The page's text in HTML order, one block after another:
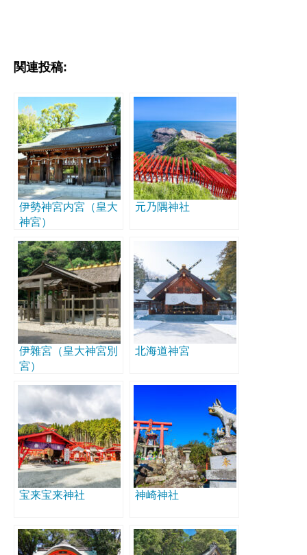
関連投稿:
伊勢神宮内宮（皇大
神宮）
元乃隅神社
伊雜宮（皇大神宮別
宮）
北海道神宮
宝来宝来神社 神崎神社